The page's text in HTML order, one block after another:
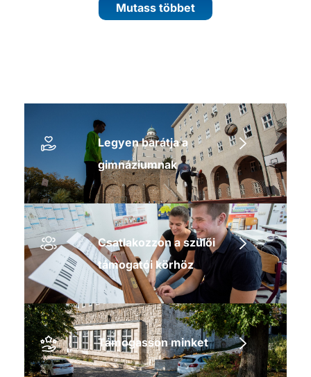
Mutass többet
Legyen barátja a
gimnáziumnak
Csatlakozzon a szülői
támogatói körhöz
Támogasson minket